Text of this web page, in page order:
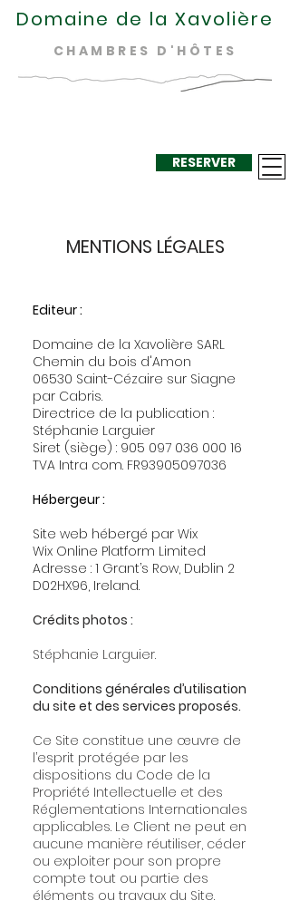
Domaine de la Xavolière
CHAMBRES D'HÔTES
RESERVER
MENTIONS LÉGALES
Editeur :
Domaine de la Xavolière SARL
Chemin du bois d'Amon
06530 Saint-Cézaire sur Siagne
par Cabris.
Directrice de la publication :
Stéphanie Larguier
Siret (siège) : 905 097 036 000 16
TVA Intra com. FR93905097036
Hébergeur :
Site web hébergé par Wix
Wix Online Platform Limited
Adresse : 1 Grant’s Row, Dublin 2
D02HX96, Ireland.
Crédits photos :
Stéphanie Larguier.
Conditions générales d’utilisation
du site et des services proposés.
Ce Site constitue une œuvre de
l’esprit protégée par les
dispositions du Code de la
Propriété Intellectuelle et des
Réglementations Internationales
applicables. Le Client ne peut en
aucune manière réutiliser, céder
ou exploiter pour son propre
compte tout ou partie des
éléments ou travaux du Site.